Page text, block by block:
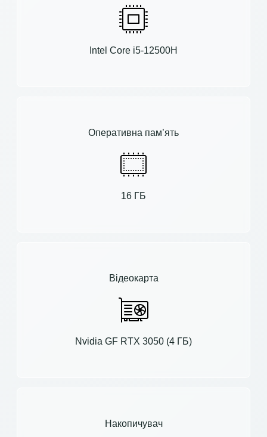
Intel Core i5-12500H
Оперативна пам’ять
16 ГБ
Відеокарта
Nvidia GF RTX 3050 (4 ГБ)
Накопичувач